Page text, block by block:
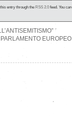
entry through theRSS 2.0feed. You can
EUROPEO